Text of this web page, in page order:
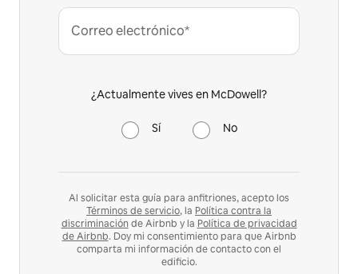
Correo electrónico*
¿Actualmente vives en McDowell?
Sí No
Al solicitar esta guía para anfitriones, acepto los
Términos de servicio, la Política contra la
discriminación de Airbnb y la Política de privacidad
de Airbnb. Doy mi consentimiento para que Airbnb
comparta mi información de contacto con el
edificio.